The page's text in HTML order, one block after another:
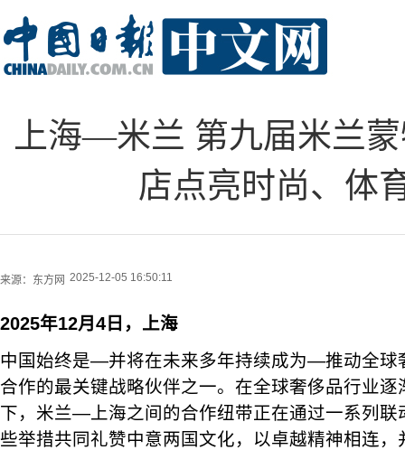
上海—米兰 第九届米兰
店点亮时尚、体
来源： 东方网 2025-12-05 16:50:11
2025年12月4日，上海
中国始终是—并将在未来多年持续成为—推动全球
合作的最关键战略伙伴之一。在全球奢侈品行业
下，米兰—上海之间的合作纽带正在通过一系列联
些举措共同礼赞中意两国文化，以卓越精神相连